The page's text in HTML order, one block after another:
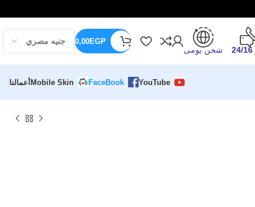
شحن يومى
0,00EGP
YouTube
FaceBook
Mobile Skinأعمالنا